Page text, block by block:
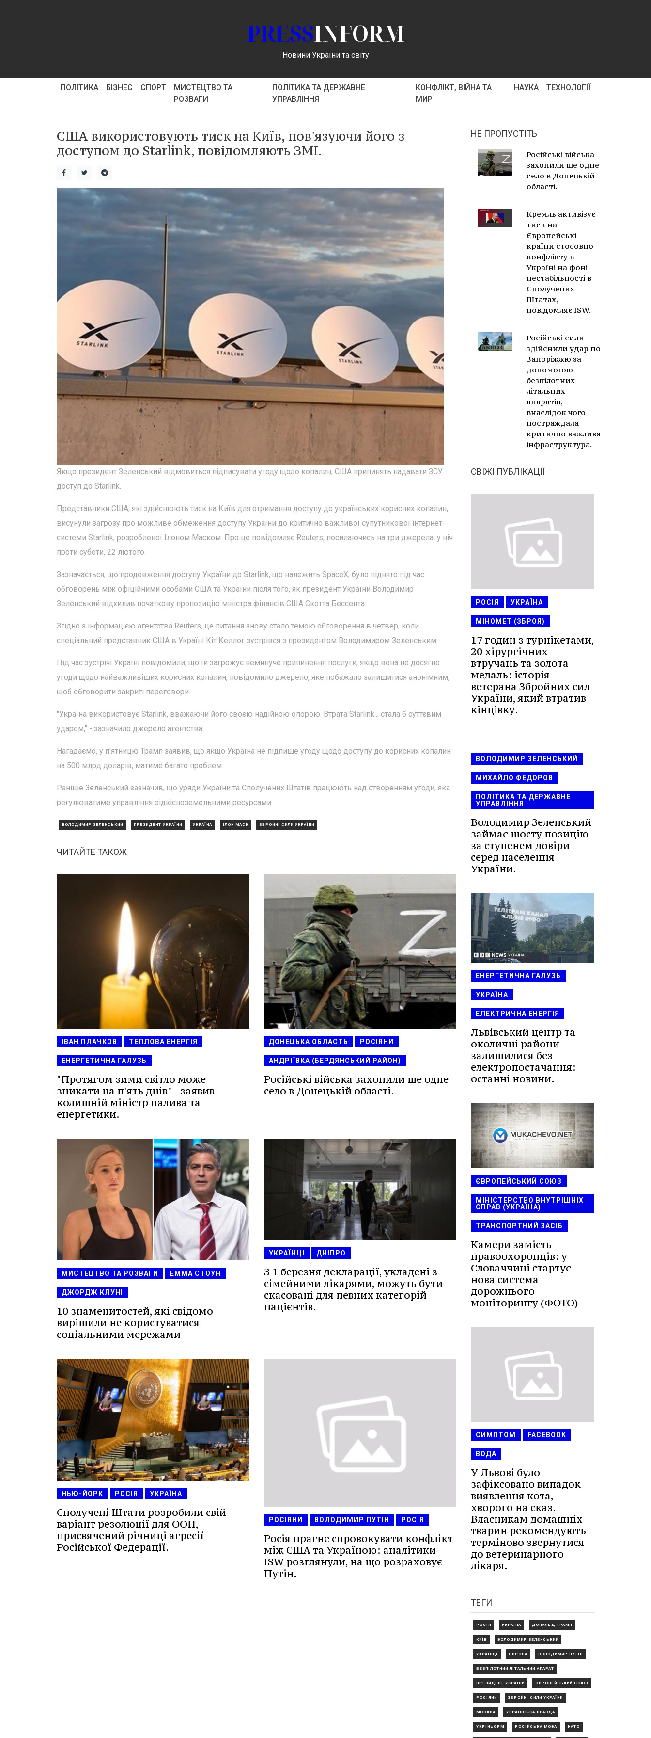
PRESSINFORM
Новини України та світу
ПОЛІТИКА БІЗНЕС СПОРТ
МИСТЕЦТВО ТА
РОЗВАГИ
ПОЛІТИКА ТА ДЕРЖАВНЕ
УПРАВЛІННЯ
КОНФЛІКТ, ВІЙНА ТА
МИР
НАУКА ТЕХНОЛОГІЇ
США використовують тиск на Київ, пов'язуючи його з
доступом до Starlink, повідомляють ЗМІ.
Якщо президент Зеленський відмовиться підписувати угоду щодо копалин, США припинять надавати ЗСУ
доступ до Starlink.
Представники США, які здійснюють тиск на Київ для отримання доступу до українських корисних копалин,
висунули загрозу про можливе обмеження доступу України до критично важливої супутникової інтернет-
системи Starlink, розробленої Ілоном Маском. Про це повідомляє Reuters, посилаючись на три джерела, у ніч
проти суботи, 22 лютого.
Зазначається, що продовження доступу України до Starlink, що належить SpaceX, було піднято під час
обговорень між офіційними особами США та України після того, як президент України Володимир
Зеленський відхилив початкову пропозицію міністра фінансів США Скотта Бессента.
Згідно з інформацією агентства Reuters, це питання знову стало темою обговорення в четвер, коли
спеціальний представник США в Україні Кіт Келлог зустрівся з президентом Володимиром Зеленським.
Під час зустрічі Україні повідомили, що їй загрожує неминуче припинення послуги, якщо вона не досягне
угоди щодо найважливіших корисних копалин, повідомило джерело, яке побажало залишитися анонімним,
щоб обговорити закриті переговори.
"Україна використовує Starlink, вважаючи його своєю надійною опорою. Втрата Starlink... стала б суттєвим
ударом," - зазначило джерело агентства.
Нагадаємо, у п'ятницю Трамп заявив, що якщо Україна не підпише угоду щодо доступу до корисних копалин
на 500 млрд доларів, матиме багато проблем.
Раніше Зеленський зазначив, що уряди України та Сполучених Штатів працюють над створенням угоди, яка
регулюватиме управління рідкісноземельними ресурсами.
ВОЛОДИМИР ЗЕЛЕНСЬКИЙ ПРЕЗИДЕНТ УКРАЇНИ УКРАЇНА ІЛОН МАСК ЗБРОЙНІ СИЛИ УКРАЇНИ
ЧИТАЙТЕ ТАКОЖ
ІВАН ПЛАЧКОВ ТЕПЛОВА ЕНЕРГІЯ
ЕНЕРГЕТИЧНА ГАЛУЗЬ
"Протягом зими світло може
зникати на п'ять днів" - заявив
колишній міністр палива та
енергетики.
ДОНЕЦЬКА ОБЛАСТЬ РОСІЯНИ
АНДРІЇВКА (БЕРДЯНСЬКИЙ РАЙОН)
Російські війська захопили ще одне
село в Донецькій області.
МИСТЕЦТВО ТА РОЗВАГИ ЕММА СТОУН
ДЖОРДЖ КЛУНІ
10 знаменитостей, які свідомо
вирішили не користуватися
соціальними мережами
УКРАЇНЦІ ДНІПРО
З 1 березня декларації, укладені з
сімейними лікарями, можуть бути
скасовані для певних категорій
пацієнтів.
НЬЮ-ЙОРК РОСІЯ УКРАЇНА
Сполучені Штати розробили свій
варіант резолюції для ООН,
присвячений річниці агресії
Російської Федерації.
РОСІЯНИ ВОЛОДИМИР ПУТІН РОСІЯ
Росія прагне спровокувати конфлікт
між США та Україною: аналітики
ISW розглянули, на що розраховує
Путін.
НЕ ПРОПУСТІТЬ
Російські війська
захопили ще одне
село в Донецькій
області.
Кремль активізує
тиск на
Європейські
країни стосовно
конфлікту в
Україні на фоні
нестабільності в
Сполучених
Штатах,
повідомляє ISW.
Російські сили
здійснили удар по
Запоріжжю за
допомогою
безпілотних
літальних
апаратів,
внаслідок чого
постраждала
критично важлива
інфраструктура.
СВІЖІ ПУБЛІКАЦІЇ
РОСІЯ УКРАЇНА
МІНОМЕТ (ЗБРОЯ)
17 годин з турнікетами,
20 хірургічних
втручань та золота
медаль: історія
ветерана Збройних сил
України, який втратив
кінцівку.
ВОЛОДИМИР ЗЕЛЕНСЬКИЙ
МИХАЙЛО ФЕДОРОВ
ПОЛІТИКА ТА ДЕРЖАВНЕ
УПРАВЛІННЯ
Володимир Зеленський
займає шосту позицію
за ступенем довіри
серед населення
України.
ЕНЕРГЕТИЧНА ГАЛУЗЬ
УКРАЇНА
ЕЛЕКТРИЧНА ЕНЕРГІЯ
Львівський центр та
околичні райони
залишилися без
електропостачання:
останні новини.
ЄВРОПЕЙСЬКИЙ СОЮЗ
МІНІСТЕРСТВО ВНУТРІШНІХ
СПРАВ (УКРАЇНА)
ТРАНСПОРТНИЙ ЗАСІБ
Камери замість
правоохоронців: у
Словаччині стартує
нова система
дорожнього
моніторингу (ФОТО)
СИМПТОМ FACEBOOK
ВОДА
У Львові було
зафіксовано випадок
виявлення кота,
хворого на сказ.
Власникам домашніх
тварин рекомендують
терміново звернутися
до ветеринарного
лікаря.
ТЕГИ
РОСІЯ УКРАЇНА ДОНАЛЬД ТРАМП
КИЇВ ВОЛОДИМИР ЗЕЛЕНСЬКИЙ
УКРАЇНЦІ ЄВРОПА ВОЛОДИМИР ПУТІН
БЕЗПІЛОТНИЙ ЛІТАЛЬНИЙ АПАРАТ
ПРЕЗИДЕНТ УКРАЇНИ ЄВРОПЕЙСЬКИЙ СОЮЗ
РОСІЯНИ ЗБРОЙНІ СИЛИ УКРАЇНИ
МОСКВА УКРАЇНСЬКА ПРАВДА
УКРІНФОРМ РОСІЙСЬКА МОВА НАТО